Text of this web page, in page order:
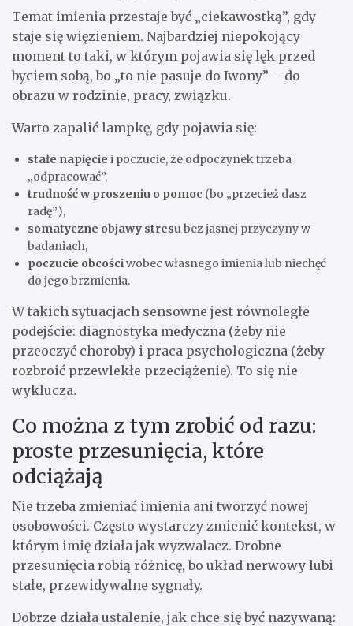
Temat imienia przestaje być „ciekawostką”, gdy
staje się więzieniem. Najbardziej niepokojący
moment to taki, w którym pojawia się lęk przed
byciem sobą, bo „to nie pasuje do Iwony” – do
obrazu w rodzinie, pracy, związku.
Warto zapalić lampkę, gdy pojawia się:
stałe napięcie i poczucie, że odpoczynek trzeba
„odpracować”,
trudność w proszeniu o pomoc (bo „przecież dasz
radę”),
somatyczne objawy stresubez jasnej przyczyny w
badaniach,
poczucie obcościwobec własnego imienia lub niechęć
do jego brzmienia.
W takich sytuacjach sensowne jest równoległe
podejście: diagnostyka medyczna (żeby nie
przeoczyć choroby) i praca psychologiczna (żeby
rozbroić przewlekłe przeciążenie). To się nie
wyklucza.
Co można z tym zrobić od razu:
proste przesunięcia, które
odciążają
Nie trzeba zmieniać imienia ani tworzyć nowej
osobowości. Często wystarczy zmienić kontekst, w
którym imię działa jak wyzwalacz. Drobne
przesunięcia robią różnicę, bo układ nerwowy lubi
stałe, przewidywalne sygnały.
Dobrze działa ustalenie, jak chce się być nazywaną: